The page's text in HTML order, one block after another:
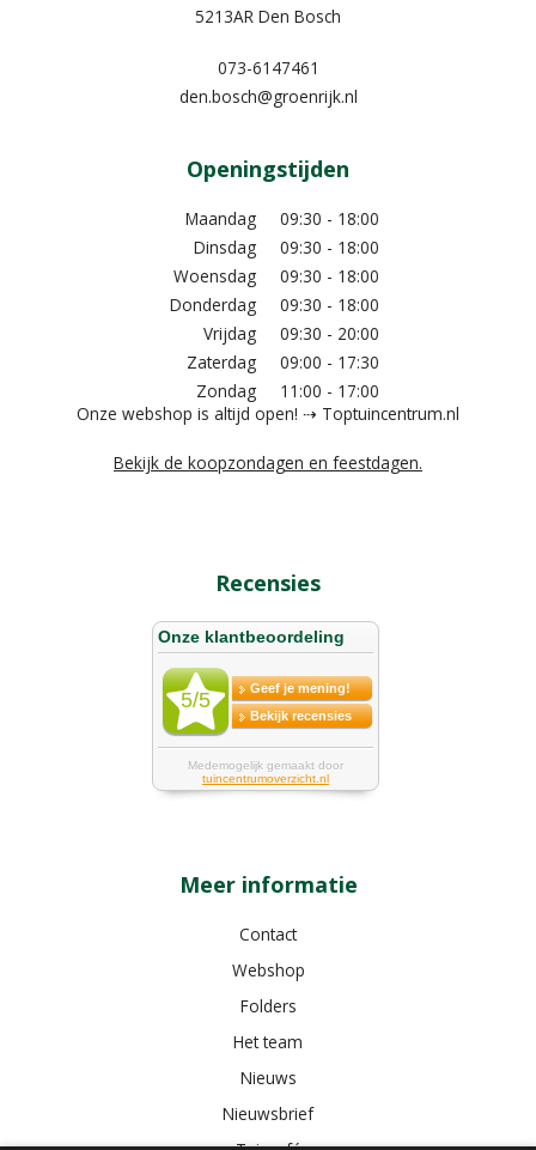
5213AR Den Bosch
073-6147461
den.bosch@groenrijk.nl
Openingstijden
Maandag
09:30 - 18:00
Dinsdag
09:30 - 18:00
Woensdag
09:30 - 18:00
Donderdag
09:30 - 18:00
Vrijdag
09:30 - 20:00
Zaterdag
09:00 - 17:30
Zondag
11:00 - 17:00
Onze webshop is altijd open! ⇢ Toptuincentrum.nl
Bekijk de koopzondagen en feestdagen.
Recensies
Meer informatie
Contact
Webshop
Folders
Het team
Nieuws
Nieuwsbrief